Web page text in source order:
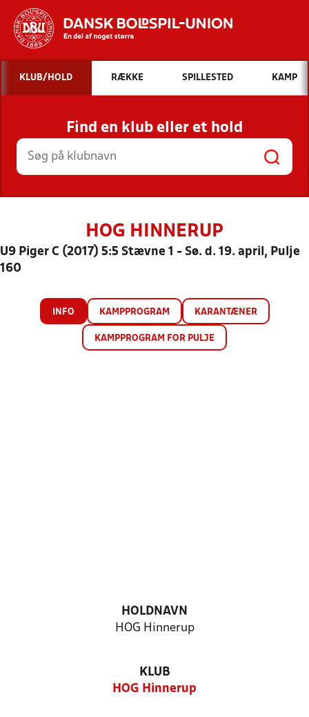
Hvad vil du søge efter?
INDHOLD OG NYHEDER
STILLINGER, RESULTATER, KLUBBER OG
HOLD
KLUB/HOLD RÆKKE SPILLESTED KAMP
Find en klub eller et hold
HOG HINNERUP
U9 Piger C (2017) 5:5 Stævne 1 - Sø. d. 19. april, Pulje
160
INFO KAMPPROGRAM KARANTÆNER
KAMPPROGRAM FOR PULJE
HOLDNAVN
HOG Hinnerup
KLUB
HOG Hinnerup